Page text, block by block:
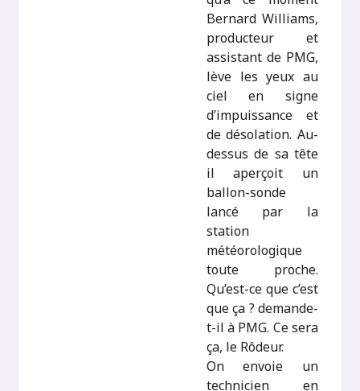
Bernard Williams,
producteur et
assistant de PMG,
lève les yeux au
ciel en signe
d’impuissance et
de désolation. Au-
dessus de sa tête
il aperçoit un
ballon-sonde
lancé par la
station
météorologique
toute proche.
Qu’est-ce que c’est
que ça ? demande-
t-il à PMG. Ce sera
ça, le Rôdeur.
On envoie un
technicien en